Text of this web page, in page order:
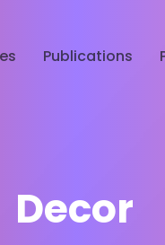
Publications
Decor